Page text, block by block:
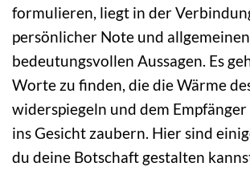
formulieren, liegt in der
persönlicher Note und
bedeutungsvollen Aussagen. Es
Worte zu finden, die die Wärme
widerspiegeln und dem Empfänger
ins Gesicht zaubern. Hier sind
du deine Botschaft gestalten